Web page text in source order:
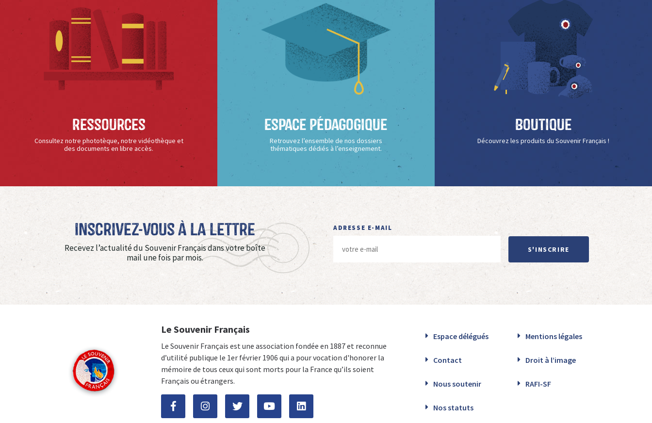
Ressources
Consultez notre phototèque, notre vidéothèque et
des documents en libre accès.
Espace Pédagogique
Retrouvez l’ensemble de nos dossiers
thématiques dédiés à l’enseignement.
Boutique
Découvrez les produits du Souvenir Français !
Inscrivez-vous à La Lettre
Recevez l’actualité du Souvenir Français dans votre boîte
mail une fois par mois.
ADRESSE E-MAIL
S'INSCRIRE
Le Souvenir Français
Le Souvenir Français est une association fondée en 1887 et reconnue
d’utilité publique le 1er février 1906 qui a pour vocation d'honorer la
mémoire de tous ceux qui sont morts pour la France qu’ils soient
Français ou étrangers.
Espace délégués Mentions légales
Contact Droit à l’image
Nous soutenir RAFI-SF
Nos statuts